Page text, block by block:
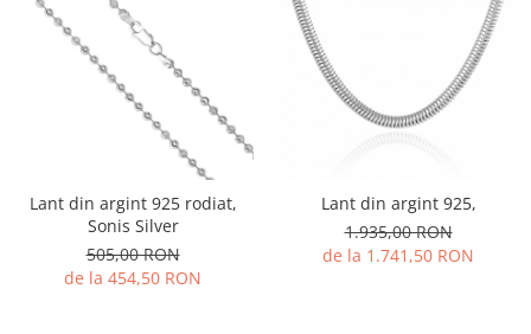
Lant din argint 925 rodiat,
Sonis Silver
505,00 RON
de la 454,50 RON
Lant din argint 925,
1.935,00 RON
de la 1.741,50 RON